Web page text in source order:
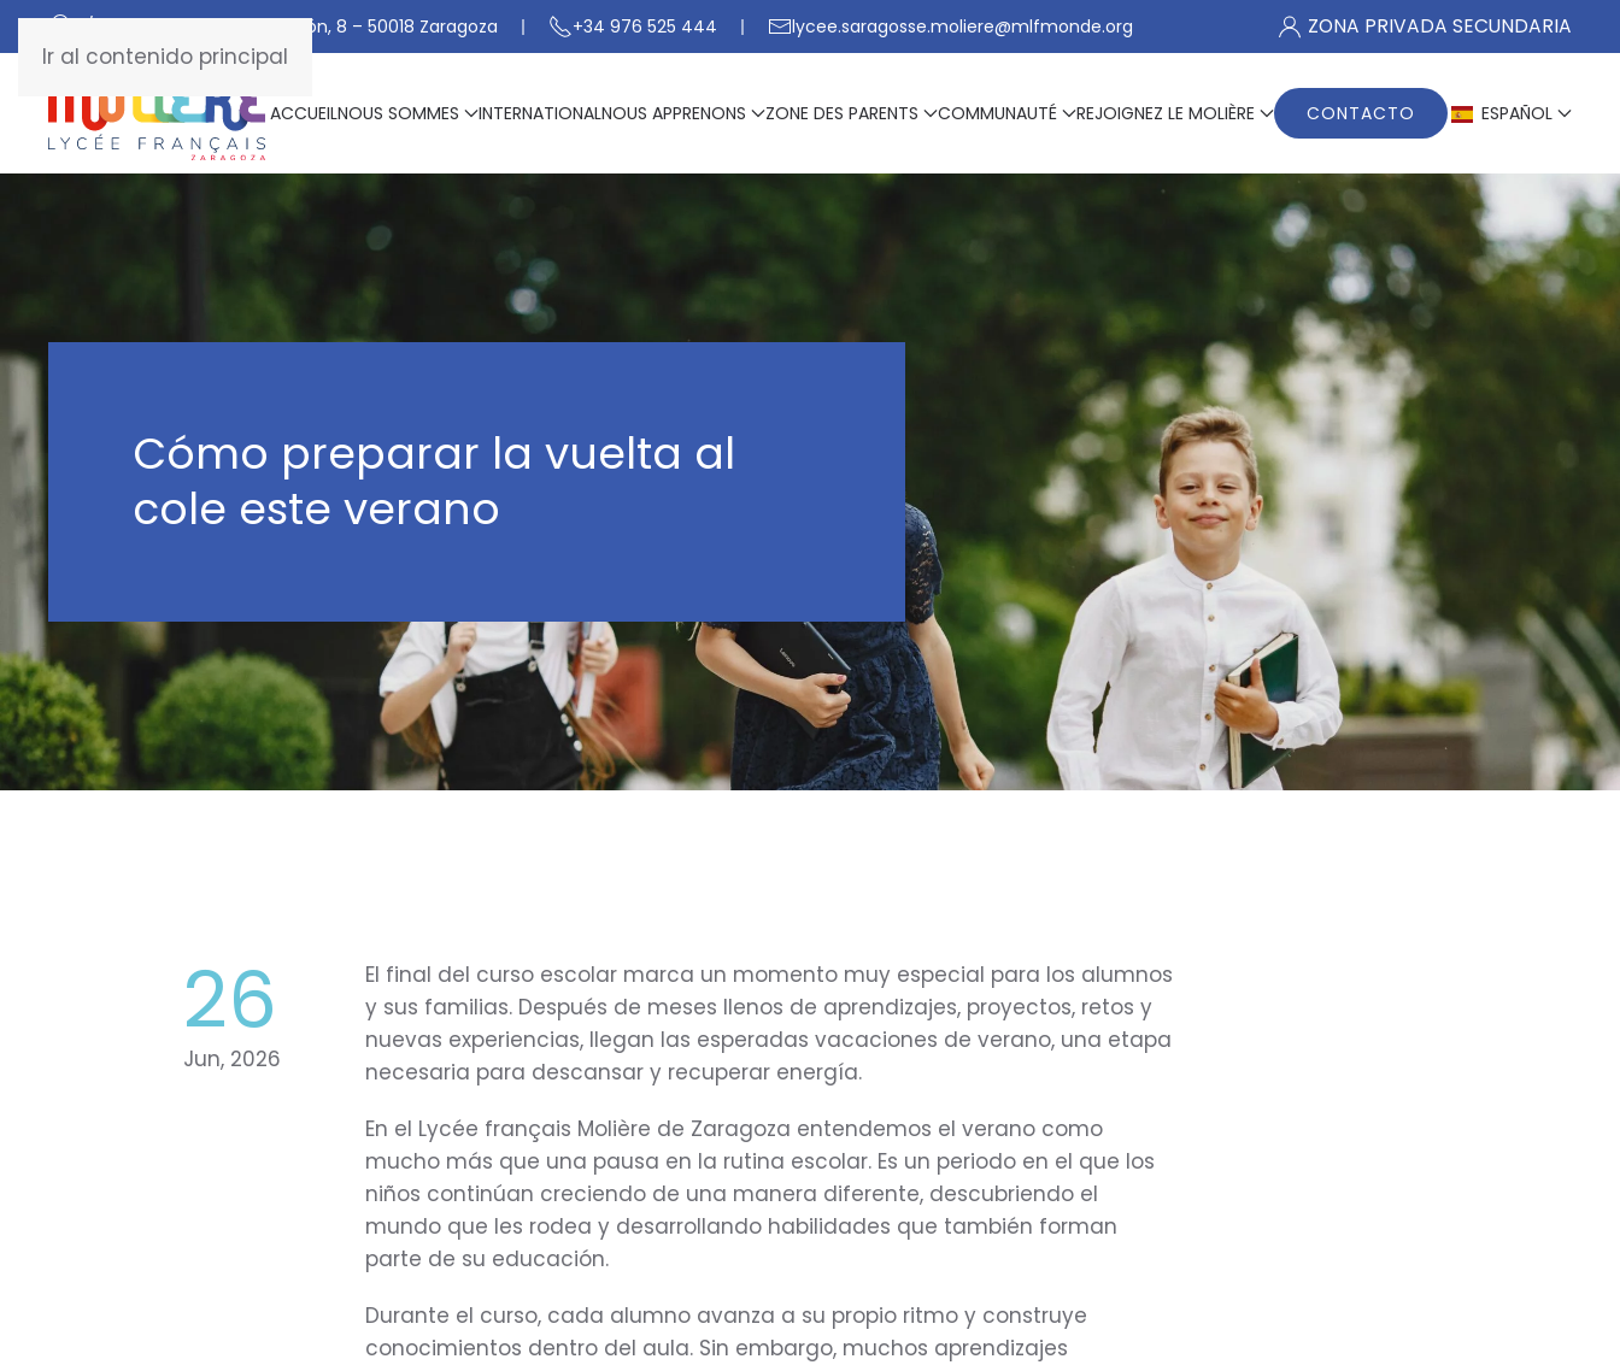
Ir al contenido principal
C/ De Manuel Marraco Ramón, 8 – 50018 Zaragoza +34 976 525 444 lycee.saragosse.moliere@mlfmonde.org ZONA PRIVADA SECUNDARIA
ACCUEILNOUS SOMMES INTERNATIONALNOUS APPRENONS ZONE DES PARENTS COMMUNAUTÉ REJOIGNEZ LE MOLIÈRE CONTACTO ESPAÑOL
Cómo preparar la vuelta al
cole este verano
26
Jun, 2026
El final del curso escolar marca un momento muy especial para los alumnos
y sus familias. Después de meses llenos de aprendizajes, proyectos, retos y
nuevas experiencias, llegan las esperadas vacaciones de verano, una etapa
necesaria para descansar y recuperar energía.
En el Lycée français Molière de Zaragoza entendemos el verano como
mucho más que una pausa en la rutina escolar. Es un periodo en el que los
niños continúan creciendo de una manera diferente, descubriendo el
mundo que les rodea y desarrollando habilidades que también forman
parte de su educación.
Durante el curso, cada alumno avanza a su propio ritmo y construye
conocimientos dentro del aula. Sin embargo, muchos aprendizajes